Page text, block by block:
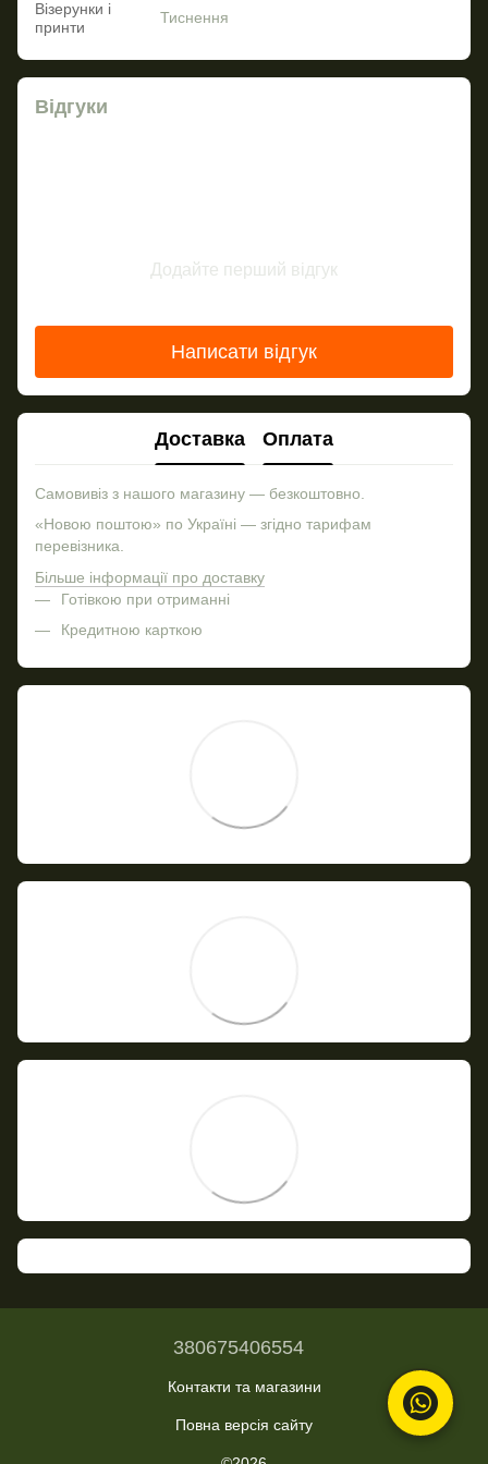
Візерунки і
принти
Тиснення
Відгуки
Додайте перший відгук
Написати відгук
Доставка Оплата
Самовивіз з нашого магазину — безкоштовно.
«Новою поштою» по Україні — згідно тарифам
перевізника.
Більше інформації про доставку
Готівкою при отриманні
Кредитною карткою
380675406554
Контакти та магазини
Повна версія сайту